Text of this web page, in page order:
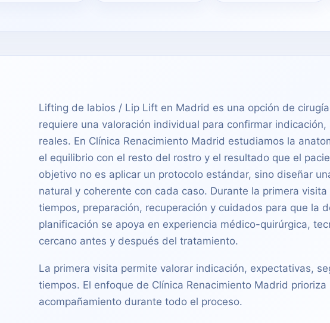
Lifting de labios / Lip Lift en Madrid es una opción de
requiere una valoración individual para confirmar
reales. En Clínica Renacimiento Madrid estudiamos la
el equilibrio con el resto del rostro y el resultado que el
objetivo no es aplicar un protocolo estándar, sino diseñar
natural y coherente con cada caso. Durante la primera
tiempos, preparación, recuperación y cuidados para que la
planificación se apoya en experiencia médico-quirúrgica,
cercano antes y después del tratamiento.
La primera visita permite valorar indicación, expectativas,
tiempos. El enfoque de Clínica Renacimiento Madrid
acompañamiento durante todo el proceso.